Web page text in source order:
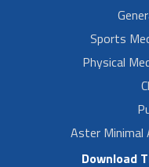
Sports
Physical
Aster Minimal
Download